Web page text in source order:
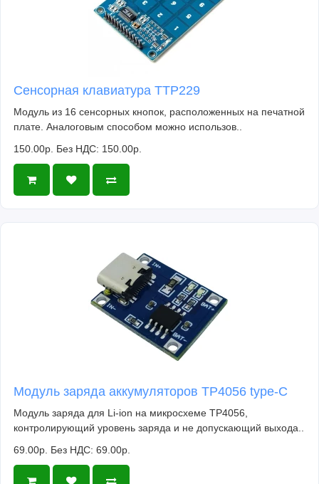
Сенсорная клавиатура TTP229
Модуль из 16 сенсорных кнопок, расположенных на печатной
плате. Аналоговым способом можно использов..
150.00р. Без НДС: 150.00р.
Модуль заряда аккумуляторов TP4056 type-C
Модуль заряда для Li-ion на микросхеме TP4056,
контролирующий уровень заряда и не допускающий выхода..
69.00р. Без НДС: 69.00р.